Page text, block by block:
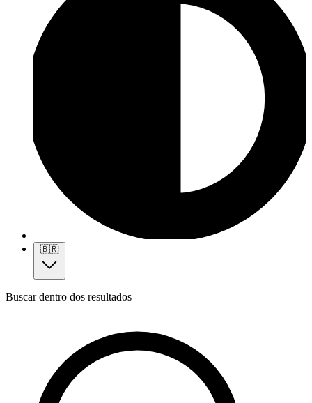
🇧🇷
Buscar dentro dos resultados